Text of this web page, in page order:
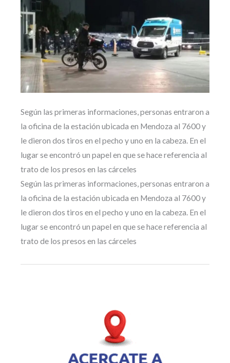
Según las primeras informaciones, personas entraron a
la oficina de la estación ubicada en Mendoza al 7600 y
le dieron dos tiros en el pecho y uno en la cabeza. En el
lugar se encontró un papel en que se hace referencia al
trato de los presos en las cárceles
Según las primeras informaciones, personas entraron a
la oficina de la estación ubicada en Mendoza al 7600 y
le dieron dos tiros en el pecho y uno en la cabeza. En el
lugar se encontró un papel en que se hace referencia al
trato de los presos en las cárceles